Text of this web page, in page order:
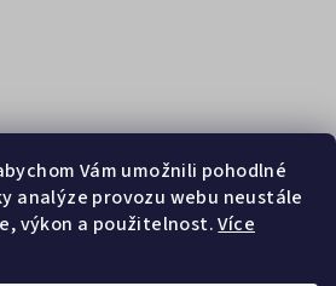
Vám umožnili pohodlné
analýze provozu webu neustále
výkon a použitelnost.Více